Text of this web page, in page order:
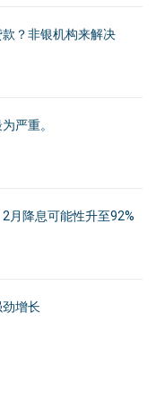
？非银机构来解决
严重。
月降息可能性升至92%
增长